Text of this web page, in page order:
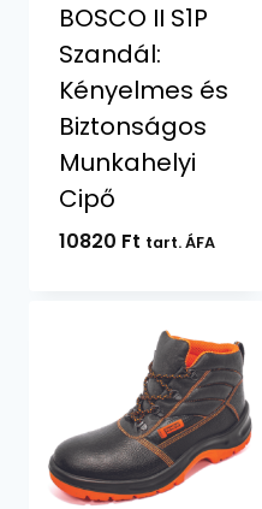
BOSCO II S1P
Szandál:
Kényelmes és
Biztonságos
Munkahelyi
Cipő
10820 Ft tart. ÁFA